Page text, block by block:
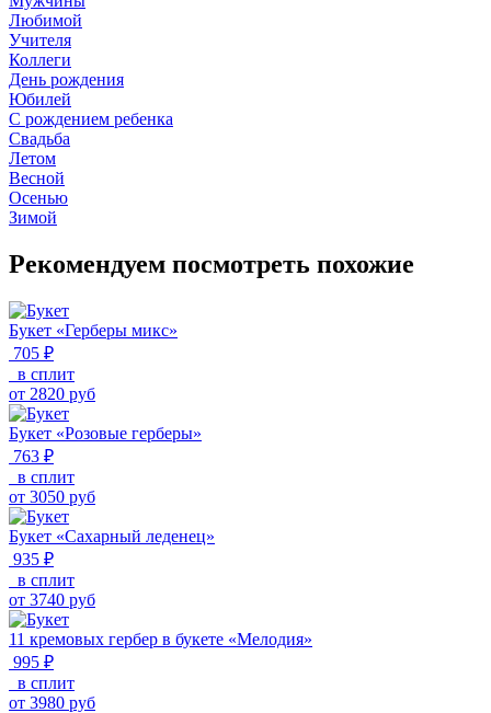
Любимой
Учителя
Коллеги
День рождения
Юбилей
С рождением ребенка
Свадьба
Летом
Весной
Осенью
Зимой
Рекомендуем посмотреть похожие
Букет «Герберы микс»
705 ₽
в сплит
от 2820 руб
Букет «Розовые герберы»
763 ₽
в сплит
от 3050 руб
Букет «Сахарный леденец»
935 ₽
в сплит
от 3740 руб
11 кремовых гербер в букете «Мелодия»
995 ₽
в сплит
от 3980 руб